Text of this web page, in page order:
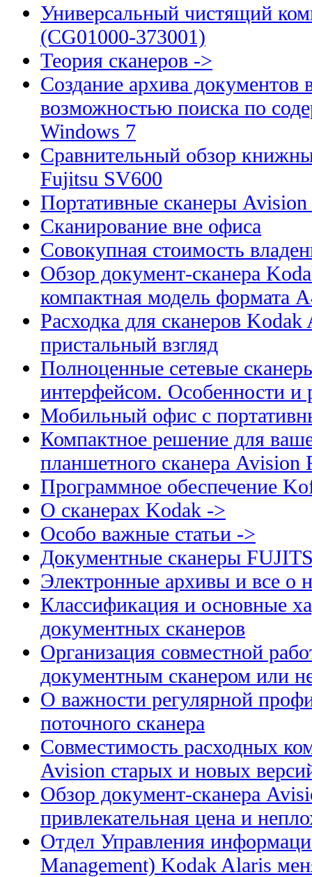
Универсальный чистящий
(CG01000-373001)
Теория сканеров ->
Создание архива документов
возможностью поиска по
Windows 7
Сравнительный обзор
Fujitsu SV600
Портативные сканеры Avision
Сканирование вне офиса
Совокупная стоимость
Обзор документ-сканера
компактная модель формата
Расходка для сканеров
пристальный взгляд
Полноценные сетевые
интерфейсом. Особенности и
Мобильный офис с
Компактное решение для
планшетного сканера Avision
Программное обеспечение
О сканерах Kodak ->
Особо важные статьи ->
Документные сканеры
Электронные архивы и все о
Классификация и основные
документных сканеров
Организация совместной
документным сканером или
О важности регулярной
поточного сканера
Совместимость расходных
Avision старых и новых
Обзор документ-сканера
привлекательная цена и
Отдел Управления
Management) Kodak Alaris